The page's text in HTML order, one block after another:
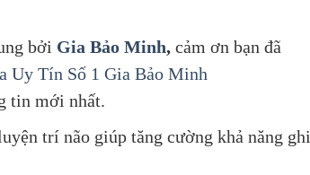
bởi Gia Bảo Minh, cảm ơn bạn đã
Uy Tín Số 1 Gia Bảo Minh
tin mới nhất.
trí não giúp tăng cường khả năng ghi